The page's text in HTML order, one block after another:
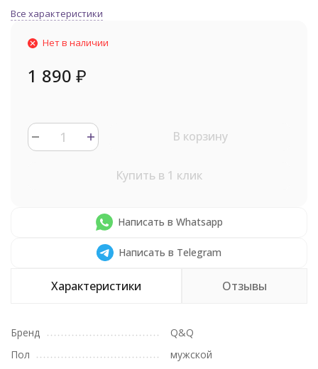
Все характеристики
Нет в наличии
1 890 ₽
В корзину
Купить в 1 клик
Написать в Whatsapp
Написать в Telegram
Характеристики Отзывы
Бренд
Q&Q
Пол
мужской